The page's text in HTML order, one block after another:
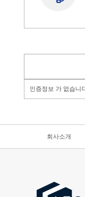
인증정보 가 없습니
회사소개